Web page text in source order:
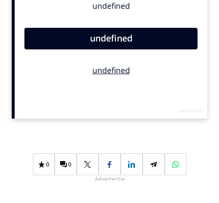
Contentmarketing
Effectiviteit
Gedragsverandering
0 0
Advertentie